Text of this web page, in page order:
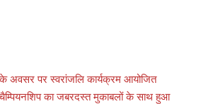
के अवसर पर स्वरांजलि कार्यक्रम आयोजित
का जबरदस्त मुकाबलों के साथ हुआ